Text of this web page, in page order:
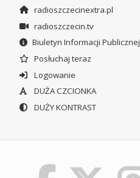
radioszczecinextra.pl
radioszczecin.tv
Biuletyn Informacji Publicznej
Posłuchaj teraz
Logowanie
DUŻA CZCIONKA
DUŻY KONTRAST